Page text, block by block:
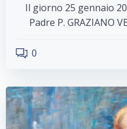
Il giorno 25 gennaio
Padre P. GRAZIANO
0